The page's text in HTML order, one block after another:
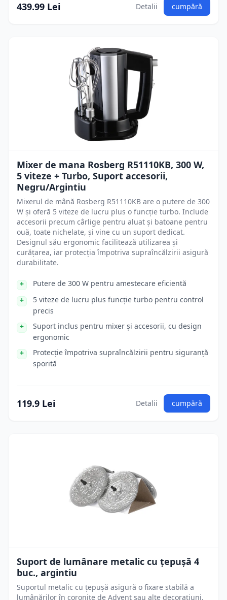
439.99 Lei Detalii cumpără
Mixer de mana Rosberg R51110KB, 300 W,
5 viteze + Turbo, Suport accesorii,
Negru/Argintiu
Mixerul de mână Rosberg R51110KB are o putere de 300
W și oferă 5 viteze de lucru plus o funcție turbo. Include
accesorii precum cârlige pentru aluat și batoane pentru
ouă, toate nichelate, și vine cu un suport dedicat.
Designul său ergonomic facilitează utilizarea și
curățarea, iar protecția împotriva supraîncălzirii asigură
durabilitate.
Putere de 300 W pentru amestecare eficientă
5 viteze de lucru plus funcție turbo pentru control
precis
Suport inclus pentru mixer și accesorii, cu design
ergonomic
Protecție împotriva supraîncălzirii pentru siguranță
sporită
119.9 Lei Detalii cumpără
Suport de lumânare metalic cu țepușă 4
buc., argintiu
Suportul metalic cu țepușă asigură o fixare stabilă a
lumânărilor în coronițe de Advent sau alte decorațiuni.